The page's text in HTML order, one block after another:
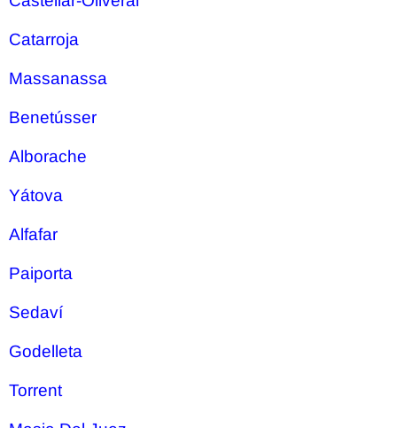
Catarroja
Massanassa
Benetússer
Alborache
Yátova
Alfafar
Paiporta
Sedaví
Godelleta
Torrent